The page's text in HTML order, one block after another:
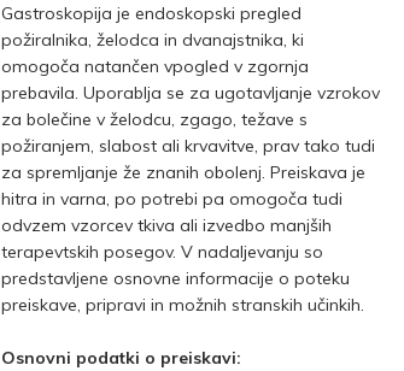
Gastroskopija je endoskopski pregled
požiralnika, želodca in dvanajstnika, ki
omogoča natančen vpogled v zgornja
prebavila. Uporablja se za ugotavljanje vzrokov
za bolečine v želodcu, zgago, težave s
požiranjem, slabost ali krvavitve, prav tako tudi
za spremljanje že znanih obolenj. Preiskava je
hitra in varna, po potrebi pa omogoča tudi
odvzem vzorcev tkiva ali izvedbo manjših
terapevtskih posegov. V nadaljevanju so
predstavljene osnovne informacije o poteku
preiskave, pripravi in možnih stranskih učinkih.
Osnovni podatki o preiskavi: